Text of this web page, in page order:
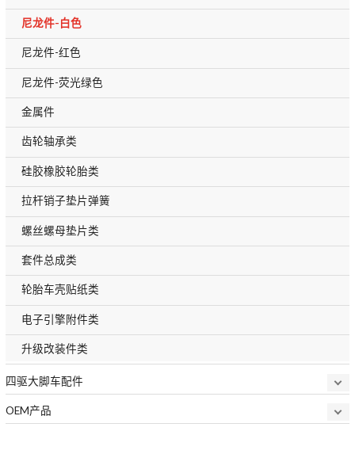
尼龙件-白色
尼龙件-红色
尼龙件-荧光绿色
金属件
齿轮轴承类
硅胶橡胶轮胎类
拉杆销子垫片弹簧
螺丝螺母垫片类
套件总成类
轮胎车壳贴纸类
电子引擎附件类
升级改装件类
四驱大脚车配件
OEM产品